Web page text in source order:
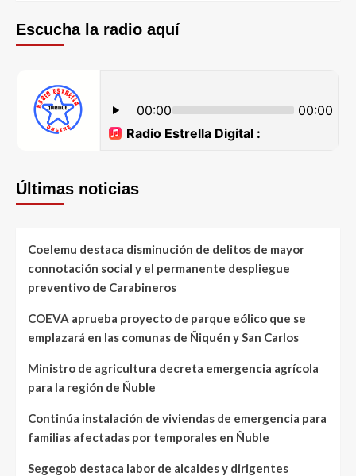
Escucha la radio aquí
Últimas noticias
Coelemu destaca disminución de delitos de mayor
connotación social y el permanente despliegue
preventivo de Carabineros
COEVA aprueba proyecto de parque eólico que se
emplazará en las comunas de Ñiquén y San Carlos
Ministro de agricultura decreta emergencia agrícola
para la región de Ñuble
Continúa instalación de viviendas de emergencia para
familias afectadas por temporales en Ñuble
Segegob destaca labor de alcaldes y dirigentes